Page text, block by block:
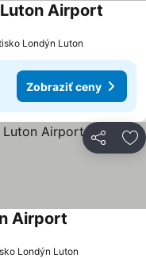
Airport
Londýn Luton
Zobraziť ceny
Zdieľať
Airport
Londýn Luton